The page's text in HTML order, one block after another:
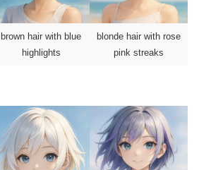
brown hair with blue
highlights
blonde hair with rose
pink streaks